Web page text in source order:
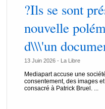
?Ils se sont
nouvelle
d\\\'un
13 Juin 2026 - La Libre
Mediapart accuse une
consentement, des images
consacré à Patrick Bruel. ...